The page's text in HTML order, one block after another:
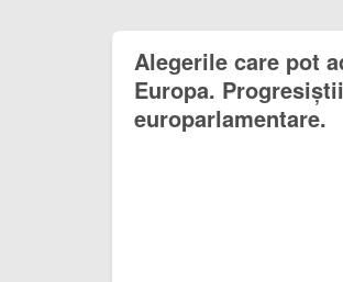
Alegerile care pot
Europa.
europarlamentare.